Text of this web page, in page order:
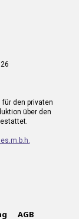
den privaten
über den
AGB